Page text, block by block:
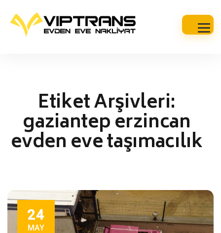
Etiket Arşivleri:
gaziantep erzincan
evden eve taşımacılık
24
MAY